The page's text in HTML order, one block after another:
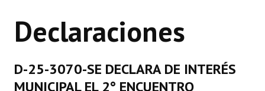
CONCEJO
Integrantes del Concejo
Declaraciones
D-25-3070-SE DECLARA DE INTERÉS
MUNICIPAL EL 2° ENCUENTRO